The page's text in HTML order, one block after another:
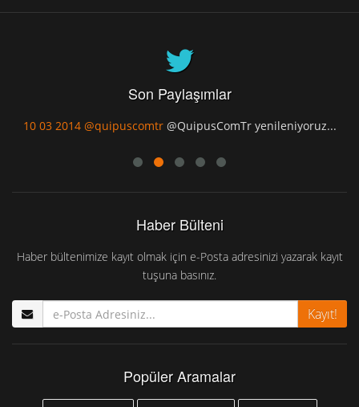
Son Paylaşımlar
03 2014 @quipuscomtr @QuipusComTr yenileniyoruz... 10
Haber Bülteni
Haber bültenimize kayıt olmak için e-Posta adresinizi yazarak kayıt
tuşuna basınız.
Kayıt!
Popüler Aramalar